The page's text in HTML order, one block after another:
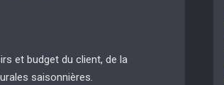
et budget du client, de la
saisonnières.